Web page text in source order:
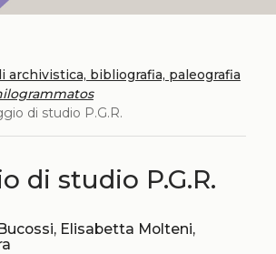
archivistica, bibliografia, paleografia
di studio P.G.R.
di studio P.G.R.